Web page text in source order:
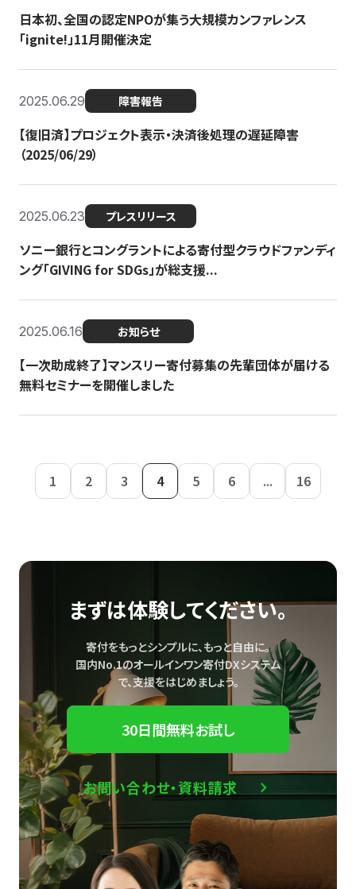
日本初、全国の認定NPOが集う大規模カンファレンス
「ignite!」11月開催決定
2025.06.29 障害報告
【復旧済】プロジェクト表示・決済後処理の遅延障害
（2025/06/29）
2025.06.23 プレスリリース
ソニー銀行とコングラントによる寄付型クラウドファンディ
ング「GIVING for SDGs」が総支援...
2025.06.16 お知らせ
【一次助成終了】マンスリー寄付募集の先輩団体が届ける
無料セミナーを開催しました
1 2 3 4 5 6 ... 16
まずは体験してください。
寄付をもっとシンプルに、もっと自由に。
国内No.1のオールインワン寄付DXシステム
で、支援をはじめましょう。
30日間無料お試し
お問い合わせ・資料請求